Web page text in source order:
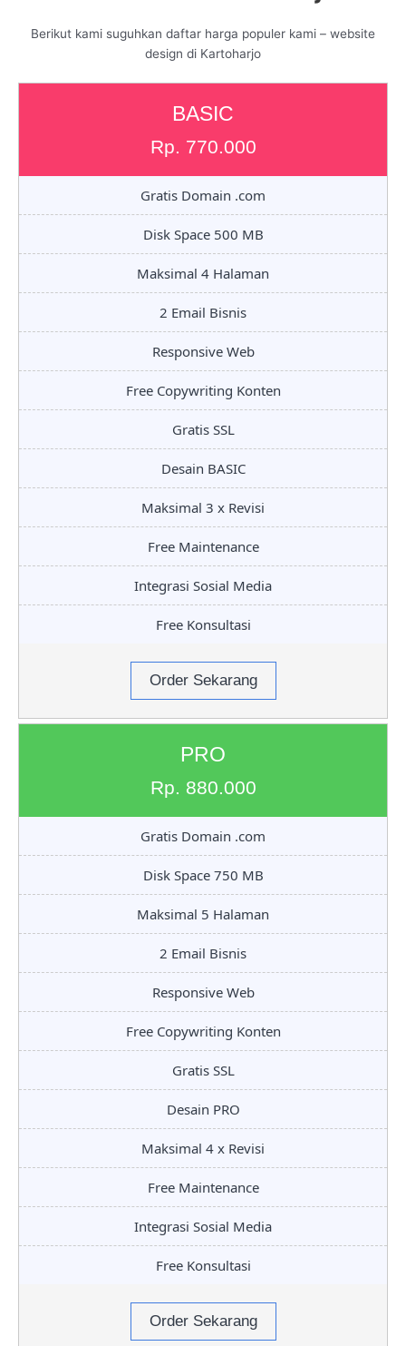
Berikut kami suguhkan daftar harga populer kami – website
design di Kartoharjo
BASIC
Rp. 770.000
Gratis Domain .com
Disk Space 500 MB
Maksimal 4 Halaman
2 Email Bisnis
Responsive Web
Free Copywriting Konten
Gratis SSL
Desain BASIC
Maksimal 3 x Revisi
Free Maintenance
Integrasi Sosial Media
Free Konsultasi
Order Sekarang
PRO
Rp. 880.000
Gratis Domain .com
Disk Space 750 MB
Maksimal 5 Halaman
2 Email Bisnis
Responsive Web
Free Copywriting Konten
Gratis SSL
Desain PRO
Maksimal 4 x Revisi
Free Maintenance
Integrasi Sosial Media
Free Konsultasi
Order Sekarang